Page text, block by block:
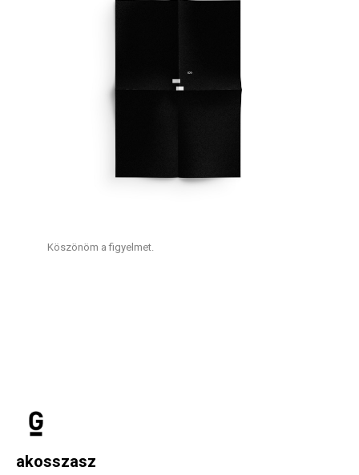
Köszönöm a figyelmet.
akosszasz